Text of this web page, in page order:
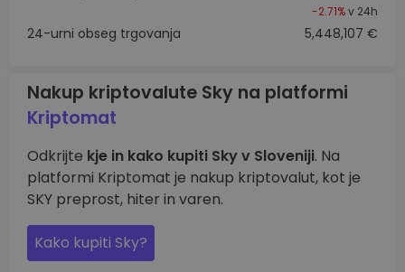
-2.71%v 24h
24-urni obseg trgovanja 5,448,107 €
Nakup kriptovalute Sky na platformi
Kriptomat
Odkrijte kje in kako kupiti Sky v Sloveniji. Na
platformi Kriptomat je nakup kriptovalut, kot je
SKY preprost, hiter in varen.
Kako kupiti Sky?